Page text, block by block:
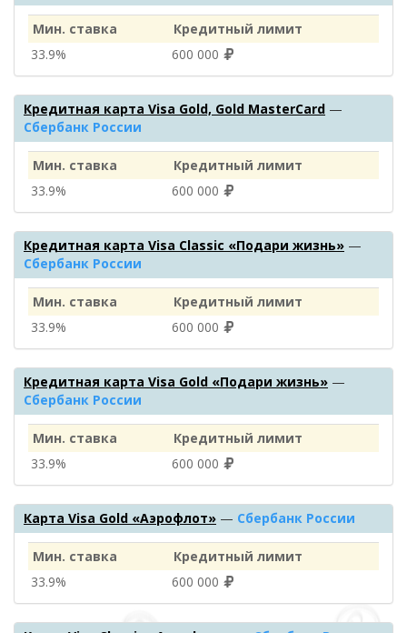
Мин. ставка
Кредитный лимит
33.9%
600 000
Кредитная карта Visa Gold, Gold MasterCard —
Сбербанк России
Мин. ставка
Кредитный лимит
33.9%
600 000
Кредитная карта Visa Classic «Подари жизнь» —
Сбербанк России
Мин. ставка
Кредитный лимит
33.9%
600 000
Кредитная карта Visa Gold «Подари жизнь» —
Сбербанк России
Мин. ставка
Кредитный лимит
33.9%
600 000
Карта Visa Gold «Аэрофлот» — Сбербанк России
Мин. ставка
Кредитный лимит
33.9%
600 000